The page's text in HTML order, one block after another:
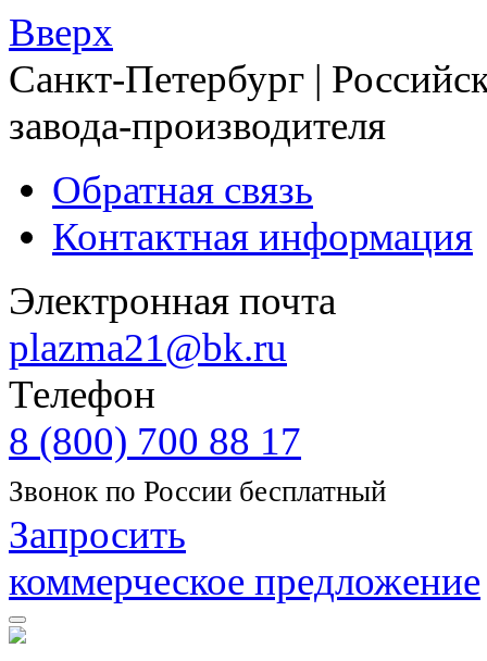
Вверх
Санкт-Петербург |
завода-производителя
Обратная связь
Контактная информация
Электронная почта
plazma21@bk.ru
Телефон
8 (800) 700 88 17
Звонок по России бесплатный
Запросить
коммерческое предложение